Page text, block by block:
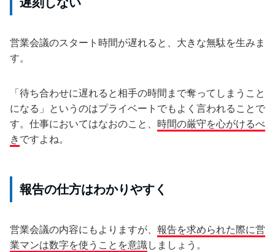
営業会議のスタート時間が遅れると、大きな無駄を生みま
す。
「待ち合わせに遅れると相手の時間まで奪ってしまうこと
になる」というのはプライベートでもよく言われることで
す。仕事においてはなおのこと、 時間の厳守を心がけるべ
き ですよね。
報告の仕方はわかりやすく
営業会議の内容にもよりますが、 報告を求められた際に営
業マンは数字を使うことを意識しましょう。